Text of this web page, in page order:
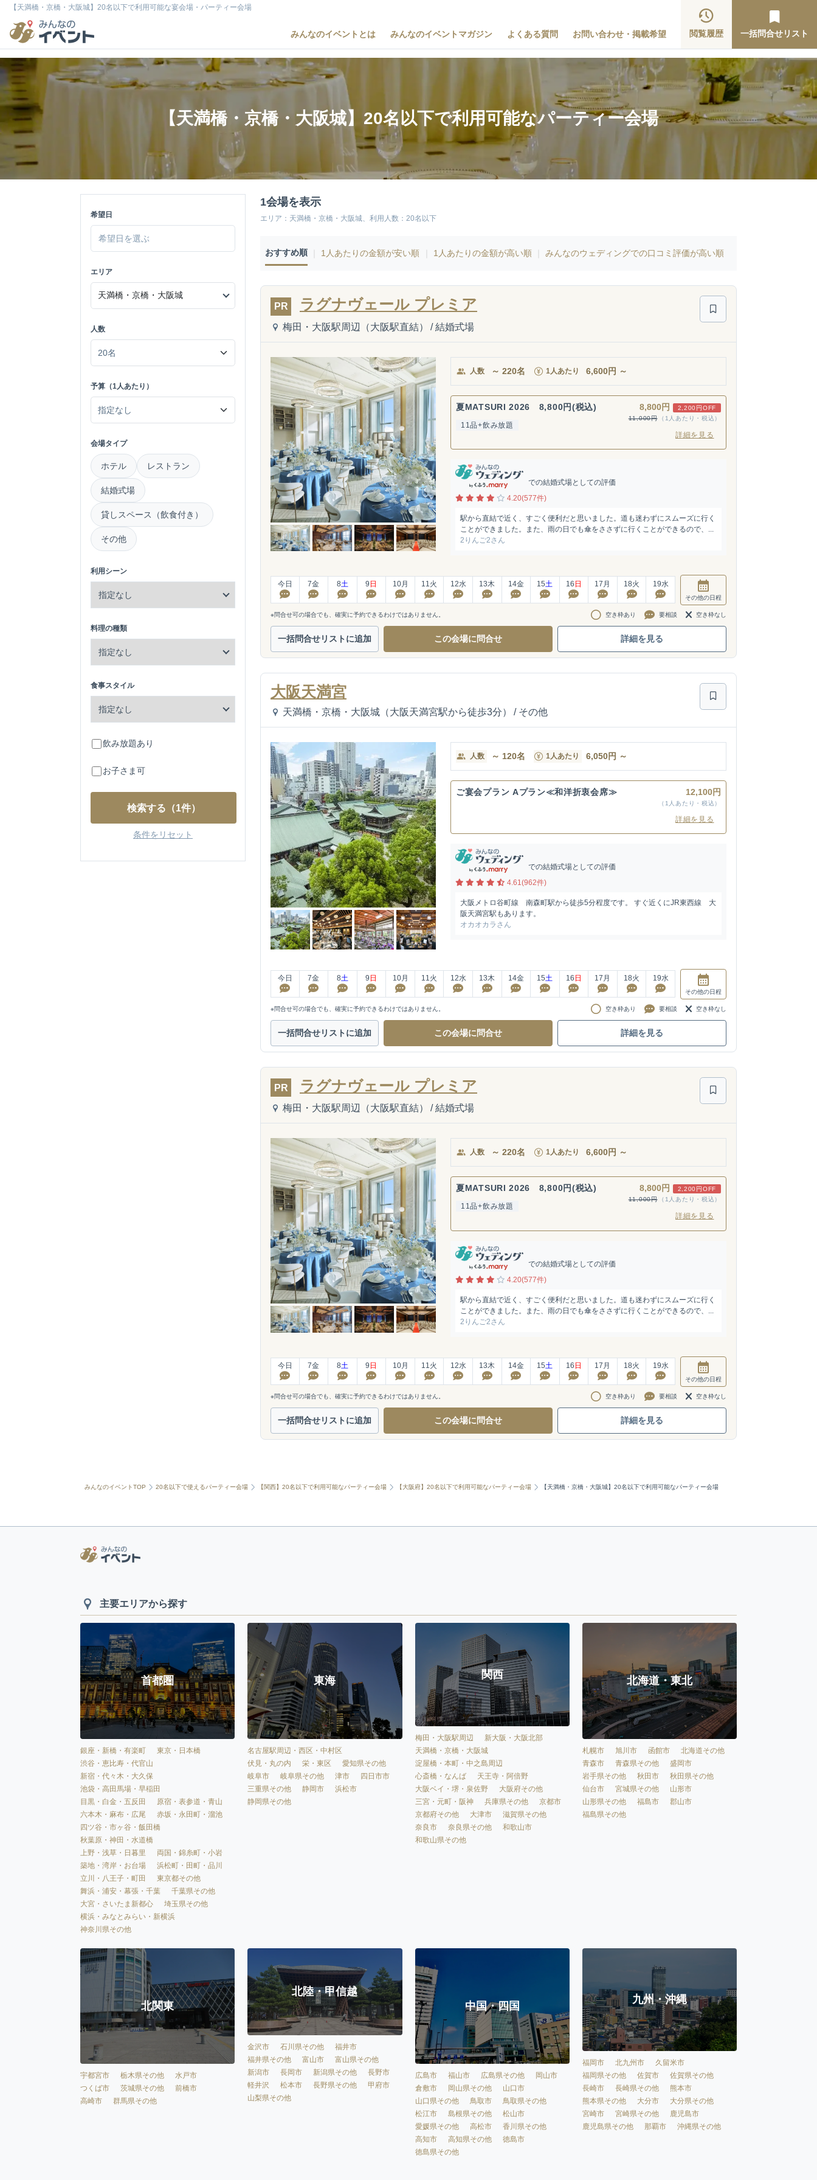
【天満橋・京橋・大阪城】20名以下で利用可能な宴会場・パーティー会場
みんなのイベントとは みんなのイベントマガジン よくある質問 お問い合わせ・掲載希望 閲覧履歴 一括問合せリスト
【天満橋・京橋・大阪城】20名以下で利用可能なパーティー会場
希望日
エリア
人数
予算（1人あたり）
会場タイプ
ホテル レストラン
結婚式場
貸しスペース（飲食付き）
その他
利用シーン
料理の種類
食事スタイル
飲み放題あり
お子さま可
検索する （1件）
条件をリセット
1会場を表示
エリア：天満橋・京橋・大阪城、利用人数：20名以下
おすすめ順 1人あたりの金額が安い順 1人あたりの金額が高い順 みんなのウェディングでの口コミ評価が高い順
PR ラグナヴェール プレミア
梅田・大阪駅周辺（大阪駅直結） / 結婚式場
人数 ～ 220名 1人あたり 6,600円 ～
夏MATSURI 2026 8,800円(税込)
11品+飲み放題
8,800円
2,200円OFF
11,000円
（1人あたり・税込）
詳細を見る
での結婚式場としての評価
4.20(577件)
駅から直結で近く、すごく便利だと思いました。道も迷わずにスムーズに行く
ことができました。また、雨の日でも傘をささずに行くことができるので、...
2りんご2さん
今日 7金 8土 9 日 10月 11火 12水 13木 14金 15土 16 日 17 月 18火 19水
その他の日程
※問合せ可の場合でも、確実に予約できるわけではありません。 空き枠あり 要相談 空き枠なし
一括問合せリストに追加 この会場に問合せ 詳細を見る
大阪天満宮
天満橋・京橋・大阪城（大阪天満宮駅から徒歩3分） / その他
人数 ～ 120名 1人あたり 6,050円 ～
ご宴会プラン Aプラン≪和洋折衷会席≫ 12,100円
（1人あたり・税込）
詳細を見る
での結婚式場としての評価
4.61(962件)
大阪メトロ谷町線 南森町駅から徒歩5分程度です。 すぐ近くにJR東西線 大
阪天満宮駅もあります。
オカオカラさん
今日 7金 8土 9 日 10月 11火 12水 13木 14金 15土 16 日 17 月 18火 19水
その他の日程
※問合せ可の場合でも、確実に予約できるわけではありません。 空き枠あり 要相談 空き枠なし
一括問合せリストに追加 この会場に問合せ 詳細を見る
PR ラグナヴェール プレミア
梅田・大阪駅周辺（大阪駅直結） / 結婚式場
人数 ～ 220名 1人あたり 6,600円 ～
夏MATSURI 2026 8,800円(税込)
11品+飲み放題
8,800円
2,200円OFF
11,000円
（1人あたり・税込）
詳細を見る
での結婚式場としての評価
4.20(577件)
駅から直結で近く、すごく便利だと思いました。道も迷わずにスムーズに行く
ことができました。また、雨の日でも傘をささずに行くことができるので、...
2りんご2さん
今日 7金 8土 9 日 10月 11火 12水 13木 14金 15土 16 日 17 月 18火 19水
その他の日程
※問合せ可の場合でも、確実に予約できるわけではありません。 空き枠あり 要相談 空き枠なし
一括問合せリストに追加 この会場に問合せ 詳細を見る
みんなのイベントTOP 20名以下で使えるパーティー会場 【関西】20名以下で利用可能なパーティー会場 【大阪府】20名以下で利用可能なパーティー会場 【天満橋・京橋・大阪城】20名以下で利用可能なパーティー会場
主要エリアから探す
首都圏
銀座・新橋・有楽町
東京・日本橋
渋谷・恵比寿・代官山
新宿・代々木・大久保
池袋・高田馬場・早稲田
目黒・白金・五反田
原宿・表参道・青山
六本木・麻布・広尾
赤坂・永田町・溜池
四ツ谷・市ヶ谷・飯田橋
秋葉原・神田・水道橋
上野・浅草・日暮里
両国・錦糸町・小岩
築地・湾岸・お台場
浜松町・田町・品川
立川・八王子・町田
東京都その他
舞浜・浦安・幕張・千葉
千葉県その他
大宮・さいたま新都心
埼玉県その他
横浜・みなとみらい・新横浜
神奈川県その他
東海
名古屋駅周辺・西区・中村区
伏見・丸の内
栄・東区
愛知県その他
岐阜市
岐阜県その他 津市
四日市市
三重県その他
静岡市
浜松市
静岡県その他
関西
梅田・大阪駅周辺
新大阪・大阪北部
天満橋・京橋・大阪城
淀屋橋・本町・中之島周辺
心斎橋・なんば
天王寺・阿倍野
大阪ベイ・堺・泉佐野
大阪府その他
三宮・元町・阪神
兵庫県その他
京都市
京都府その他
大津市
滋賀県その他
奈良市
奈良県その他
和歌山市
和歌山県その他
北海道・東北
札幌市 旭川市 函館市
北海道その他
青森市
青森県その他
盛岡市
岩手県その他
秋田市
秋田県その他
仙台市
宮城県その他
山形市
山形県その他
福島市
郡山市
福島県その他
北関東
宇都宮市 栃木県その他
水戸市
つくば市
茨城県その他
前橋市
高崎市
群馬県その他
北陸・甲信越
金沢市 石川県その他
福井市
福井県その他
富山市
富山県その他
新潟市
長岡市 新潟県その他
長野市
軽井沢
松本市 長野県その他
甲府市
山梨県その他
中国・四国
広島市 福山市 広島県その他
岡山市
倉敷市
岡山県その他
山口市
山口県その他
鳥取市
鳥取県その他
松江市
島根県その他
松山市
愛媛県その他
高松市
香川県その他
高知市
高知県その他
徳島市
徳島県その他
九州・沖縄
福岡市 北九州市
久留米市
福岡県その他
佐賀市
佐賀県その他
長崎市
長崎県その他
熊本市
熊本県その他
大分市
大分県その他
宮崎市
宮崎県その他
鹿児島市
鹿児島県その他
那覇市 沖縄県その他